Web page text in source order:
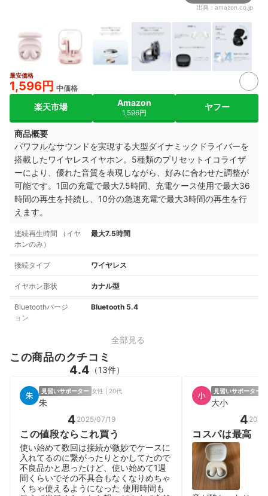
出典： amazon.co.jp
最安価格
1,596円 中価格
楽天市場 Amazon
1,596円
ヤフー
商品概要
パワフルなサウンドを実現する大型ダイナミックドライバーを
搭載したワイヤレスイヤホン。5種類のプリセットイコライザ
ーにより、優れた音質を表現しながら、好みに合わせた調整が
可能です。1回の充電で最大7.5時間、充電ケース使用で最大36
時間の再生を持続し、10分の急速充電で最大3時間の再生を行
えます。
連続再生時間 （イヤ
ホンのみ）
最大7.5時間
接続タイプ ワイヤレス
イヤホン形状 カナル型
Bluetoothバージ
ョン
Bluetooth 5.4
全部見る
この商品のクチコミ
4.4 （13件）
見習いサポーター 女性 | 20代
朱
4 2025/07/19
この値段ならこれ買う
使い始めて数回は接続が微妙でケースに
入れてるのに繋がったりとかしてたので
不良品かと思ったけど、使い始めて1週
間くらいでその不具合もなくなりめちゃ
くちゃ使えるようになった 使用時間も
見習いサポーター
大小
4
コスパは最高